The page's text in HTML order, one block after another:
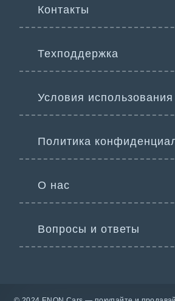
Контакты
Техподдержка
Условия использования
Политика
О нас
Вопросы и ответы